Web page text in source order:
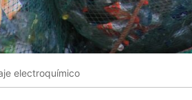
electroquímico